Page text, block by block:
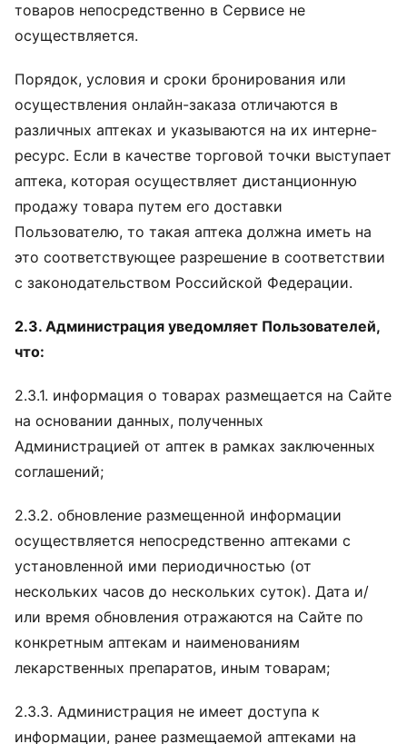
товаров непосредственно в Сервисе не
осуществляется.
Порядок, условия и сроки бронирования или
осуществления онлайн-заказа отличаются в
различных аптеках и указываются на их интерне-
ресурс. Если в качестве торговой точки выступает
аптека, которая осуществляет дистанционную
продажу товара путем его доставки
Пользователю, то такая аптека должна иметь на
это соответствующее разрешение в соответствии
с законодательством Российской Федерации.
2.3. Администрация уведомляет Пользователей,
что:
2.3.1. информация о товарах размещается на Сайте
на основании данных, полученных
Администрацией от аптек в рамках заключенных
соглашений;
2.3.2. обновление размещенной информации
осуществляется непосредственно аптеками с
установленной ими периодичностью (от
нескольких часов до нескольких суток). Дата и/
или время обновления отражаются на Сайте по
конкретным аптекам и наименованиям
лекарственных препаратов, иным товарам;
2.3.3. Администрация не имеет доступа к
информации, ранее размещаемой аптеками на